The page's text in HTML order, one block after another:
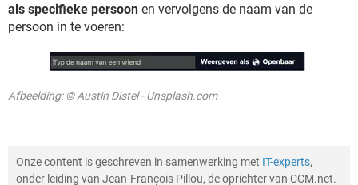
als specifieke persoon en vervolgens de naam van de
persoon in te voeren:
Afbeelding: © Austin Distel - Unsplash.com
Onze content is geschreven in samenwerking met IT-experts,
onder leiding van Jean-François Pillou, de oprichter van CCM.net.